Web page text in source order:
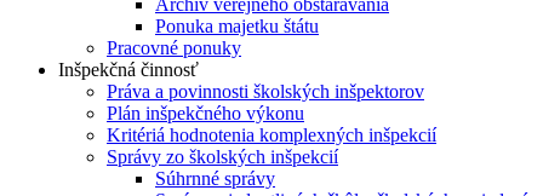
Archív verejného obstarávania
Ponuka majetku štátu
Pracovné ponuky
Inšpekčná činnosť
Práva a povinnosti školských inšpektorov
Plán inšpekčného výkonu
Kritériá hodnotenia komplexných inšpekcií
Správy zo školských inšpekcií
Súhrnné správy